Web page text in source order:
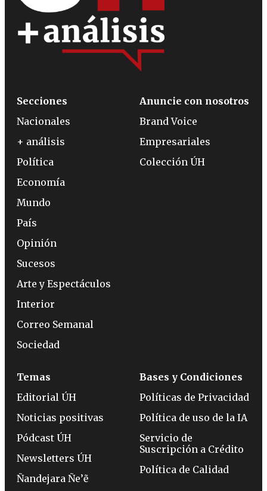
Secciones
Nacionales
+ análisis
Política
Economía
Mundo
País
Opinión
Sucesos
Arte y Espectáculos
Interior
Correo Semanal
Sociedad
Anuncie con nosotros
Brand Voice
Empresariales
Colección ÚH
Temas
Editorial ÚH
Noticias positivas
Pódcast ÚH
Newsletters ÚH
Ñandejara Ñe’ẽ
Bases y Condiciones
Políticas de Privacidad
Política de uso de la IA
Servicio de
Suscripción a Crédito
Política de Calidad